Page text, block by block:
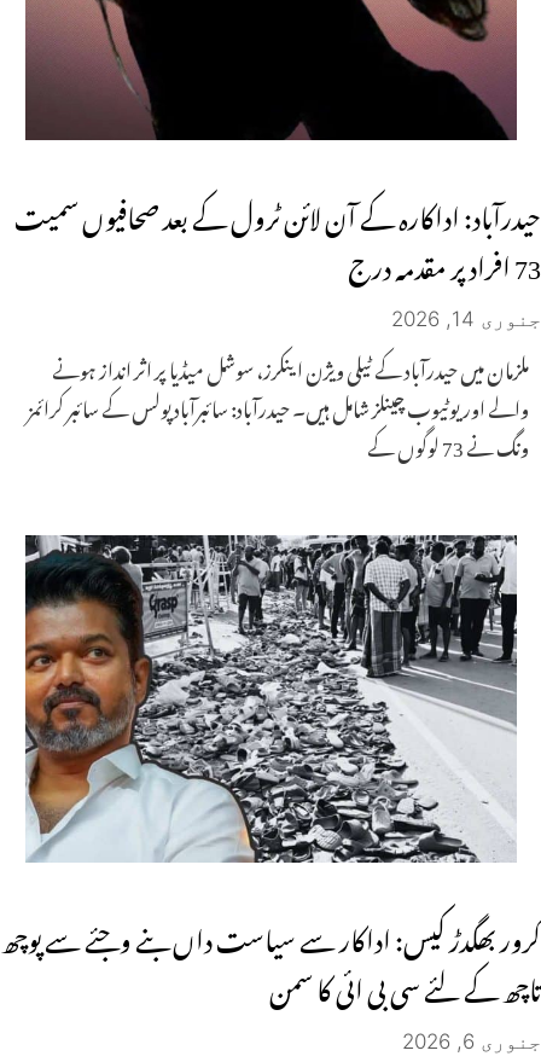
حیدرآباد: اداکارہ کے آن لائن ٹرول کے بعد صحافیوں سمیت
73 افراد پر مقدمہ درج
جنوری 14, 2026
ملزمان میں حیدرآباد کے ٹیلی ویژن اینکرز، سوشل میڈیا پر اثر انداز ہونے
والے اور یوٹیوب چینلز شامل ہیں۔ حیدرآباد: سائبرآباد پولس کے سائبر کرائمز
ونگ نے 73 لوگوں کے
کرور بھگدڑ کیس: اداکار سے سیاست داں بنے وجئے سے پوچھ
تاچھ کے لئے سی بی ائی کا سمن
جنوری 6, 2026